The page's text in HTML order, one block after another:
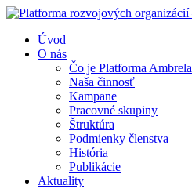
Úvod
O nás
Čo je Platforma Ambrela
Naša činnosť
Kampane
Pracovné skupiny
Štruktúra
Podmienky členstva
História
Publikácie
Aktuality